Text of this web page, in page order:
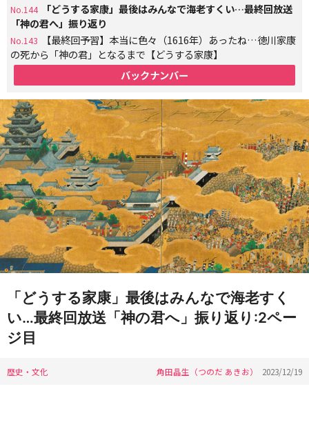
No.144
「どうする家康」最後はみんなで海老すくい…最終回放送
「神の君へ」振り返り
No.143
【最終回予習】本当に色々（1616年）あったね…徳川家康
の死から「神の君」となるまで【どうする家康】
バックナンバー
「どうする家康」最後はみんなで海老すく
い…最終回放送「神の君へ」振り返り:2ペー
ジ目
歴史・文化 角田晶生（つのだ あきお） 2023/12/19